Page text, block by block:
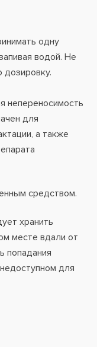
одну
водой. Не
непереносимость
для
а также
средством.
хранить
месте вдали от
попадания
для